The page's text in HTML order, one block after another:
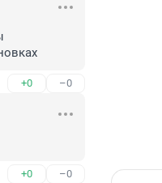
+0 –0
+0 –0